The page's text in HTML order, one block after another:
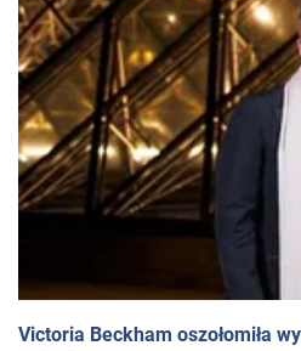
Victoria Beckham oszołomiła